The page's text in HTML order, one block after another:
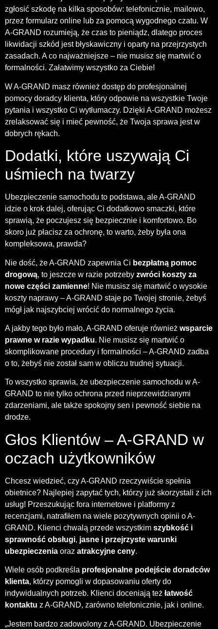
zgłosić szkodę na kilka sposobów: telefonicznie, mailowo,
przez formularz online lub za pomocą wygodnego czatu. W
A-GRAND rozumieją, że czas to pieniądz, dlatego proces
likwidacji szkód jest błyskawiczny i oparty na przejrzystych
zasadach. A co najważniejsze – nie musisz się martwić o
formalności. Załatwimy wszystko za Ciebie!
W A-GRAND masz również dostęp do profesjonalnej
pomocy doradcy klienta, który odpowie na wszystkie Twoje
pytania i wszystko Ci wytłumaczy. Dzięki A-GRAND możesz
zrelaksować się i mieć pewność, że Twoja sprawa jest w
dobrych rękach.
Dodatki, które uszywają Ci
uśmiech na twarzy
Ubezpieczenie samochodu to podstawa, ale A-GRAND
idzie o krok dalej, oferując Ci dodatkowo smaczki, które
sprawią, że poczujesz się bezpiecznie i komfortowo. Bo
skoro już płacisz za ochronę, to warto, żeby była ona
kompleksowa, prawda?
Nie dość, że A-GRAND zapewnia Ci bezpłatną pomoc
drogową, to jeszcze w razie potrzeby zwróci koszty za
nowe części zamienne! Nie musisz się martwić o wysokie
koszty naprawy – A-GRAND staje po Twojej stronie, żebyś
mógł jak najszybciej wrócić do normalnego życia.
A jakby tego było mało, A-GRAND oferuje również wsparcie
prawne w razie wypadku. Nie musisz się martwić o
skomplikowane procedury i formalności – A-GRAND zadba
o to, żebyś nie został sam w obliczu trudnej sytuacji.
To wszystko sprawia, że ubezpieczenie samochodu w A-
GRAND to nie tylko ochrona przed nieprzewidzianymi
zdarzeniami, ale także spokojny sen i pewność siebie na
drodze.
Głos Klientów – A-GRAND w
oczach użytkowników
Chcesz wiedzieć, czy A-GRAND rzeczywiście spełnia
obietnice? Najlepiej zapytać tych, którzy już skorzystali z ich
usług! Przeszukując fora internetowe i platformy z
recenzjami, natrafiłem na wiele pozytywnych opinii o A-
GRAND. Klienci chwalą przede wszystkim szybkość i
sprawność obsługi, jasne i przejrzyste warunki
ubezpieczenia oraz atrakcyjne ceny.
Wiele osób podkreśla profesjonalne podejście doradców
klienta, którzy pomogli w dopasowaniu oferty do
indywidualnych potrzeb. Klienci doceniają też łatwość
kontaktu z A-GRAND, zarówno telefonicznie, jak i online.
„Jestem bardzo zadowolony z A-GRAND. Ubezpieczenie